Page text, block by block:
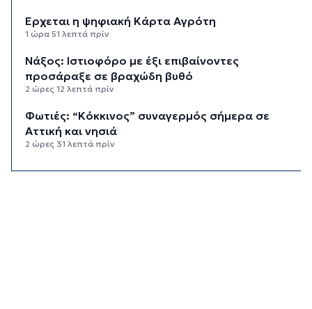
Έρχεται η ψηφιακή Κάρτα Αγρότη
1 ώρα 51 λεπτά πρίν
Νάξος: Ιστιοφόρο με έξι επιβαίνοντες
προσάραξε σε βραχώδη βυθό
2 ώρες 12 λεπτά πρίν
Φωτιές: “Κόκκινος” συναγερμός σήμερα σε
Αττική και νησιά
2 ώρες 31 λεπτά πρίν
Καιρός: Έως 8 μποφόρ στις Κυκλάδες σήμερα